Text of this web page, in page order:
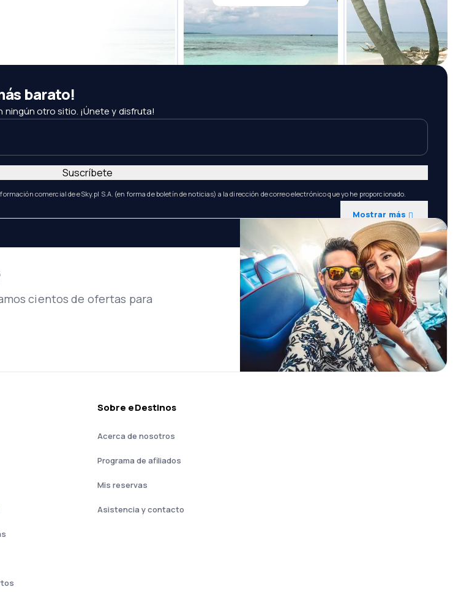
barato!
otro sitio. ¡Únete y disfruta!
comercial de eSky.pl S.A. (en forma de boletín de noticias) a la dirección de correo electrónico que yo he proporcionado.
Mostrar más
Suscríbete
cientos de ofertas para
Sobre eDestinos
Acerca de nosotros
Programa de afiliados
Mis reservas
Asistencia y contacto